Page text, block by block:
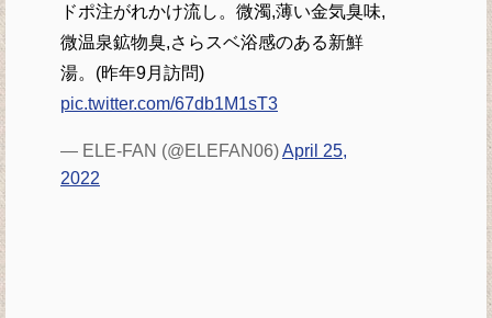
ドポ注がれかけ流し。微濁,薄い金気臭味,
微温泉鉱物臭,さらスベ浴感のある新鮮
湯。(昨年9月訪問)
pic.twitter.com/67db1M1sT3
— ELE-FAN (@ELEFAN06)April 25,
2022